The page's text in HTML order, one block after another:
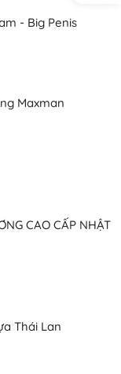
- Big Penis
Maxman
CAO CẤP NHẬT
Thái Lan